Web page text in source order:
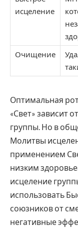
исцеление
Очищение
Оптимальная
«Свет» зависит
группы. Но в
Молитвы
применением
низким
исцеление
использовать
союзников от
негативные